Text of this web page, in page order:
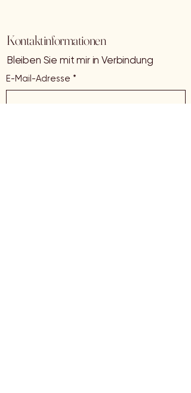
Kontaktinformationen
Bleiben Sie mit mir in Verbindung
E-Mail-Adresse *